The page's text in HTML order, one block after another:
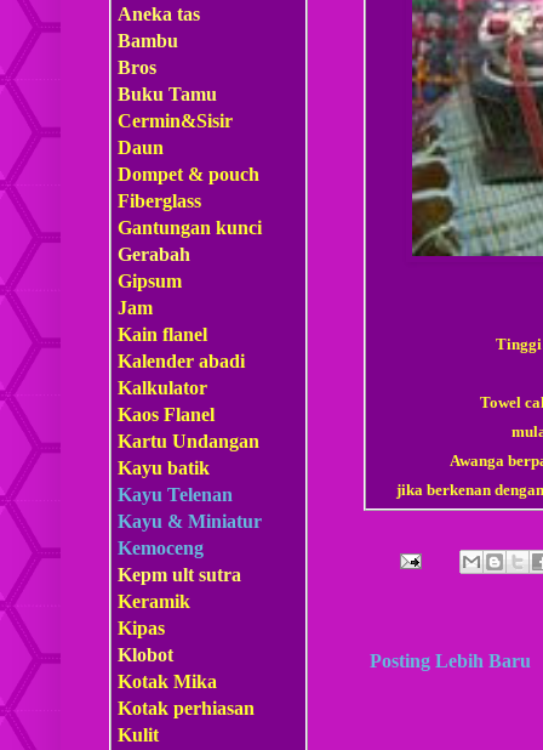
Tinggi
Towel
Awanga
jika berkenan
Posting Lebih Baru
Aneka tas
Bambu
Bros
Buku Tamu
Cermin&Sisir
Daun
Dompet & pouch
Fiberglass
Gantungan kunci
Gerabah
Gipsum
Jam
Kain flanel
Kalender abadi
Kalkulator
Kaos Flanel
Kartu Undangan
Kayu batik
Kayu Telenan
Kayu & Miniatur
Kemoceng
Kepm ult sutra
Keramik
Kipas
Klobot
Kotak Mika
Kotak perhiasan
Kulit